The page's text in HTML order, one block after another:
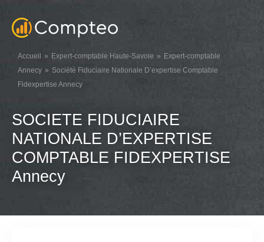
Accueil Expert-comptable Haute-Savoie
Expert-comptable
Annecy
Société Fiduciaire Nationale D’expertise Comptable
Fidexpertise Annecy
SOCIETE FIDUCIAIRE
NATIONALE D’EXPERTISE
COMPTABLE FIDEXPERTISE
Annecy